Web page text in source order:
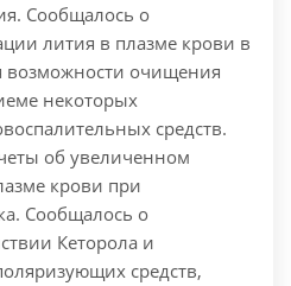
Сообщалось о
лития в плазме крови в
возможности очищения
некоторых
средств.
об увеличенном
крови при
Сообщалось о
Кеторола и
средств,